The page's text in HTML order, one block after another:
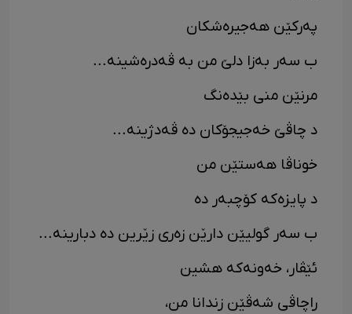
پەرکێن هەجیرەشکان
ب سەر بەزا دلێ من بە ڤەدرەشینە...
مرنێن منی بێدەنگ
د چاڤێ خەجیجۆکان دە ڤەدژینە...
خوناڤا هەستێن من
د پایزەکە کۆچبەر دە
ب سەر گولیێن دارێن زەری زێرین دە دبارینە...
ئێڤار، خەونەکە هشین
راچاڤی شەڤێن زندانا من،